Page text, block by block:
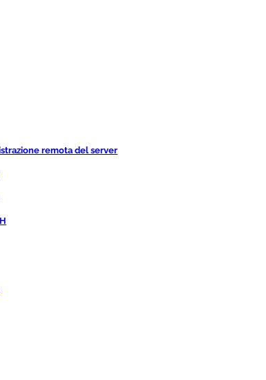
remota del server